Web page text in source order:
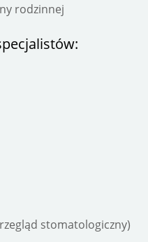
rodzinnej
stomatologiczny)